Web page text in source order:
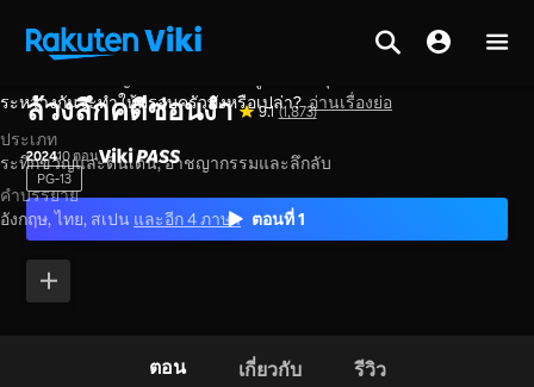
ล้วงลึกคดีซ่อนงำ 9.1 (1,873)
202410 ตอน
PG-13
ตอนที่ 1
ระหว่างกันจะทำให้ครอบครัวพังหรือเปล่า?อ่านเรื่องย่อ
ประเภท
ระทึกขวัญและตื่นเต้น,อาชญากรรมและลึกลับ
คำบรรยาย
อังกฤษ, ไทย, สเปน และอีก 4 ภาษา
ตอน เกี่ยวกับ รีวิว